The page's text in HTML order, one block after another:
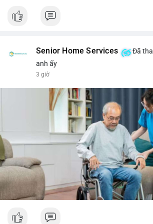
Senior Home Services
Đã
anh ấy
3 giờ